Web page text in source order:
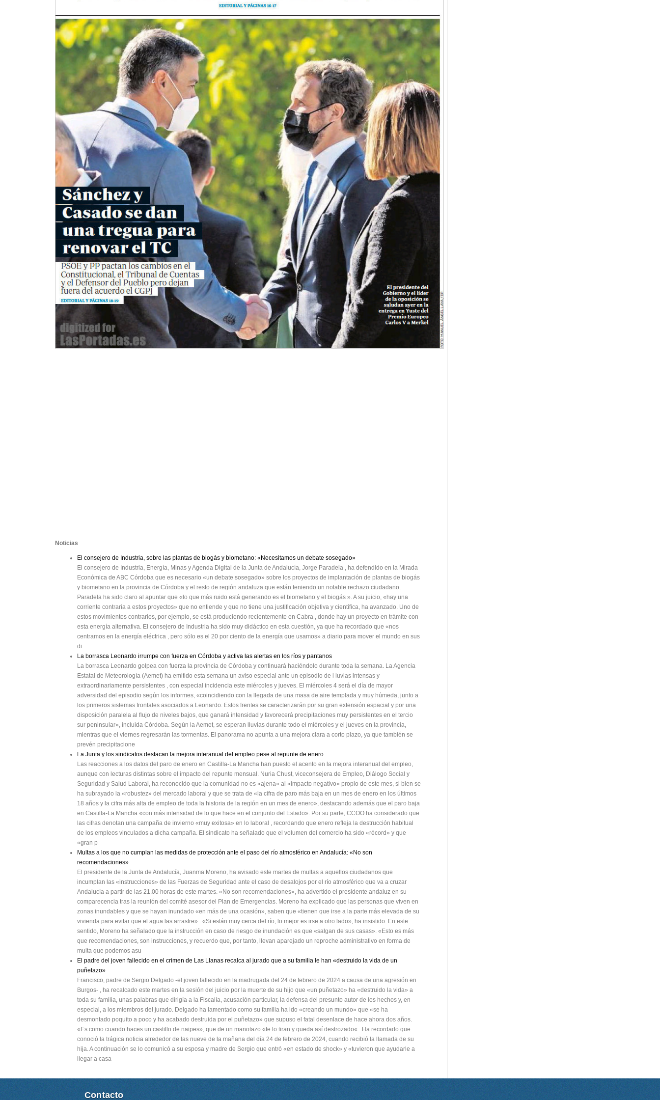
Noticias
El consejero de Industria, sobre las plantas de biogás y biometano: «Necesitamos un debate sosegado»
El consejero de Industria, Energía, Minas y Agenda Digital de la Junta de Andalucía, Jorge Paradela , ha defendido en la Mirada
Económica de ABC Córdoba que es necesario «un debate sosegado» sobre los proyectos de implantación de plantas de biogás
y biometano en la provincia de Córdoba y el resto de región andaluza que están teniendo un notable rechazo ciudadano.
Paradela ha sido claro al apuntar que «lo que más ruido está generando es el biometano y el biogás ». A su juicio, «hay una
corriente contraria a estos proyectos» que no entiende y que no tiene una justificación objetiva y científica, ha avanzado. Uno de
estos movimientos contrarios, por ejemplo, se está produciendo recientemente en Cabra , donde hay un proyecto en trámite con
esta energía alternativa. El consejero de Industria ha sido muy didáctico en esta cuestión, ya que ha recordado que «nos
centramos en la energía eléctrica , pero sólo es el 20 por ciento de la energía que usamos» a diario para mover el mundo en sus
di
La borrasca Leonardo irrumpe con fuerza en Córdoba y activa las alertas en los ríos y pantanos
La borrasca Leonardo golpea con fuerza la provincia de Córdoba y continuará haciéndolo durante toda la semana. La Agencia
Estatal de Meteorología (Aemet) ha emitido esta semana un aviso especial ante un episodio de l luvias intensas y
extraordinariamente persistentes , con especial incidencia este miércoles y jueves. El miércoles 4 será el día de mayor
adversidad del episodio según los informes, «coincidiendo con la llegada de una masa de aire templada y muy húmeda, junto a
los primeros sistemas frontales asociados a Leonardo. Estos frentes se caracterizarán por su gran extensión espacial y por una
disposición paralela al flujo de niveles bajos, que ganará intensidad y favorecerá precipitaciones muy persistentes en el tercio
sur peninsular», incluida Córdoba. Según la Aemet, se esperan lluvias durante todo el miércoles y el jueves en la provincia,
mientras que el viernes regresarán las tormentas. El panorama no apunta a una mejora clara a corto plazo, ya que también se
prevén precipitacione
La Junta y los sindicatos destacan la mejora interanual del empleo pese al repunte de enero
Las reacciones a los datos del paro de enero en Castilla-La Mancha han puesto el acento en la mejora interanual del empleo,
aunque con lecturas distintas sobre el impacto del repunte mensual. Nuria Chust, viceconsejera de Empleo, Diálogo Social y
Seguridad y Salud Laboral, ha reconocido que la comunidad no es «ajena» al «impacto negativo» propio de este mes, si bien se
ha subrayado la «robustez» del mercado laboral y que se trata de «la cifra de paro más baja en un mes de enero en los últimos
18 años y la cifra más alta de empleo de toda la historia de la región en un mes de enero», destacando además que el paro baja
en Castilla-La Mancha «con más intensidad de lo que hace en el conjunto del Estado». Por su parte, CCOO ha considerado que
las cifras denotan una campaña de invierno «muy exitosa» en lo laboral , recordando que enero refleja la destrucción habitual
de los empleos vinculados a dicha campaña. El sindicato ha señalado que el volumen del comercio ha sido «récord» y que
«gran p
Multas a los que no cumplan las medidas de protección ante el paso del río atmosférico en Andalucía: «No son
recomendaciones»
El presidente de la Junta de Andalucía, Juanma Moreno, ha avisado este martes de multas a aquellos ciudadanos que
incumplan las «instrucciones» de las Fuerzas de Seguridad ante el caso de desalojos por el río atmosférico que va a cruzar
Andalucía a partir de las 21.00 horas de este martes. «No son recomendaciones», ha advertido el presidente andaluz en su
comparecencia tras la reunión del comité asesor del Plan de Emergencias. Moreno ha explicado que las personas que viven en
zonas inundables y que se hayan inundado «en más de una ocasión», saben que «tienen que irse a la parte más elevada de su
vivienda para evitar que el agua las arrastre» . «Si están muy cerca del río, lo mejor es irse a otro lado», ha insistido. En este
sentido, Moreno ha señalado que la instrucción en caso de riesgo de inundación es que «salgan de sus casas». «Esto es más
que recomendaciones, son instrucciones, y recuerdo que, por tanto, llevan aparejado un reproche administrativo en forma de
multa que podemos asu
El padre del joven fallecido en el crimen de Las Llanas recalca al jurado que a su familia le han «destruido la vida de un
puñetazo»
Francisco, padre de Sergio Delgado -el joven fallecido en la madrugada del 24 de febrero de 2024 a causa de una agresión en
Burgos- , ha recalcado este martes en la sesión del juicio por la muerte de su hijo que «un puñetazo» ha «destruido la vida» a
toda su familia, unas palabras que dirigía a la Fiscalía, acusación particular, la defensa del presunto autor de los hechos y, en
especial, a los miembros del jurado. Delgado ha lamentado como su familia ha ido «creando un mundo» que «se ha
desmontado poquito a poco y ha acabado destruida por el puñetazo» que supuso el fatal desenlace de hace ahora dos años.
«Es como cuando haces un castillo de naipes», que de un manotazo «te lo tiran y queda así destrozado« . Ha recordado que
conoció la trágica noticia alrededor de las nueve de la mañana del día 24 de febrero de 2024, cuando recibió la llamada de su
hija. A continuación se lo comunicó a su esposa y madre de Sergio que entró «en estado de shock» y «tuvieron que ayudarle a
llegar a casa
Contacto